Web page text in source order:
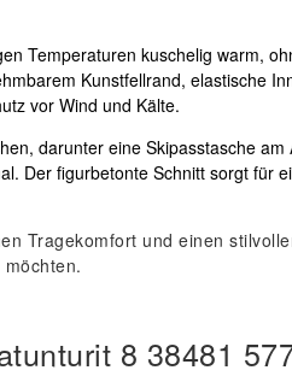
Temperaturen kuschelig warm,
Kunstfellrand, elastische
vor Wind und Kälte.
darunter eine Skipasstasche
Der figurbetonte Schnitt sorgt für
Tragekomfort und einen
8 38481